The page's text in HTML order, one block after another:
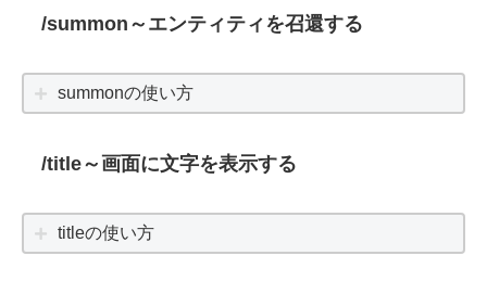
/summon～エンティティを召還する
summonの使い方
/title～画面に文字を表示する
titleの使い方